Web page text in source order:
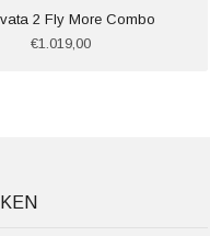
2 Fly More Combo
€1.019,00